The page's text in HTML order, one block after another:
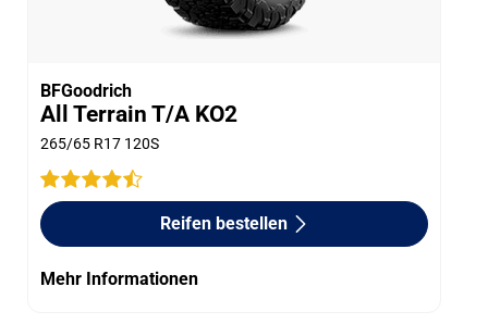
BFGoodrich
All Terrain T/A KO2
265/65 R17 120S
Reifen bestellen
Mehr Informationen